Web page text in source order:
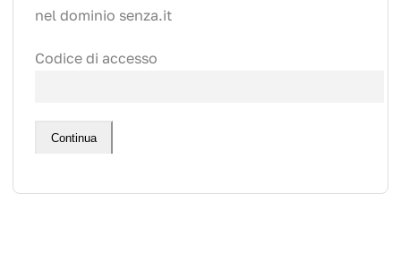
nel dominio senza.it
Codice di accesso
Continua